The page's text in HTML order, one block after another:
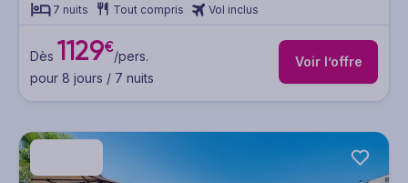
7 nuits Tout compris Vol inclus
Dès 1129€/pers.
pour 8 jours / 7 nuits
Voir l’offre